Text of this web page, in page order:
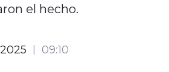
el hecho.
09:10